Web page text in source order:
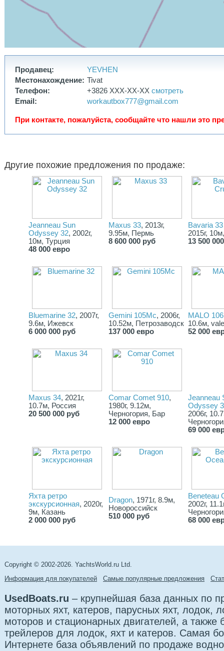
Продавец:
YEVHEN
Местонахождение: Tivat
Телефон:
+3826 XXX-XX-XX смотреть
Email:
workautbox777@gmail.com
При контакте, пожалуйста, сообщайте что нашли это
Другие похожие предложения по продаже:
Jeanneau Sun
Odyssey 32, 2002г,
10м, Турция
48 000 евро
Maxus 33, 2013г,
9.95м, Пермь
8 600 000 руб
Bavaria
2015г,
13 500
Bluemarine 32, 2007г,
9.6м, Ижевск
6 000 000 руб
Gemini 105Mc, 2006г,
10.52м, Петрозаводск
137 000 евро
MALO 106
10.6м,
52 000
Maxus 34, 2021г,
10.7м, Россия
20 500 000 руб
Comar Comet 910,
1980г, 9.12м,
Черногория, Бар
12 000 евро
Jeanneau
Odyssey
2006г,
69 000
Яхта ретро
экскурсионная, 2020г,
9м, Казань
2 000 000 руб
Dragon, 1971г, 8.9м,
Новороссийск
510 000 руб
Beneteau
2002г,
68 000
Copyright © 2002-2026. YachtsWorld.ru Ltd.
Информация для покупателей
Самые популярные предложения
UsedBoats.ru – крупнейшая база данных по
моторных яхт, катеров, парусных яхт, лодок,
моторов и стационарных двигателей, а также
трейлеров для лодок, яхт и катеров. Самая
Интернете база объявлений по продаже